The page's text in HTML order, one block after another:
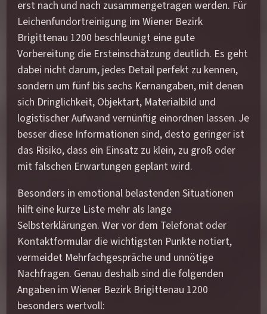
erst nach und nach zusammengetragen werden. Für
Leichenfundortreinigung im Wiener Bezirk
Brigittenau 1200 beschleunigt eine gute
Vorbereitung die Ersteinschätzung deutlich. Es geht
dabei nicht darum, jedes Detail perfekt zu kennen,
sondern um fünf bis sechs Kernangaben, mit denen
sich Dringlichkeit, Objektart, Materialbild und
logistischer Aufwand vernünftig einordnen lassen. Je
besser diese Informationen sind, desto geringer ist
das Risiko, dass ein Einsatz zu klein, zu groß oder
mit falschen Erwartungen geplant wird.
Besonders in emotional belastenden Situationen
hilft eine kurze Liste mehr als lange
Selbsterklärungen. Wer vor dem Telefonat oder
Kontaktformular die wichtigsten Punkte notiert,
vermeidet Mehrfachgespräche und unnötige
Nachfragen. Genau deshalb sind die folgenden
Angaben im Wiener Bezirk Brigittenau 1200
besonders wertvoll: